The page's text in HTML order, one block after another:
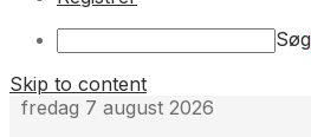
Søg
Skip to content
fredag 7 august 2026